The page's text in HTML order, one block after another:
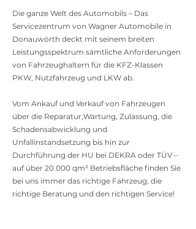
Die ganze Welt des Automobils – Das
Servicezentrum von Wagner Automobile in
Donauwörth deckt mit seinem breiten
Leistungsspektrum sämtliche Anforderungen
von Fahrzeughaltern für die KFZ-Klassen
PKW, Nutzfahrzeug und LKW ab.
Vom Ankauf und Verkauf von Fahrzeugen
über die Reparatur,Wartung, Zulassung, die
Schadensabwicklung und
Unfallinstandsetzung bis hin zur
Durchführung der HU bei DEKRA oder TÜV –
auf über 20.000 qm² Betriebsfläche finden Sie
bei uns immer das richtige Fahrzeug, die
richtige Beratung und den richtigen Service!